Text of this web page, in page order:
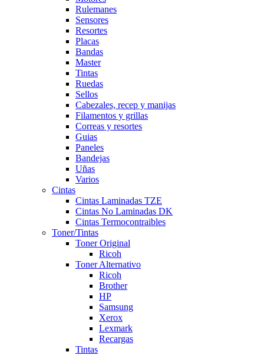
Rulemanes
Sensores
Resortes
Placas
Bandas
Master
Tintas
Ruedas
Sellos
Cabezales, recep y manijas
Filamentos y grillas
Correas y resortes
Guias
Paneles
Bandejas
Uñas
Varios
Cintas
Cintas Laminadas TZE
Cintas No Laminadas DK
Cintas Termocontraibles
Toner/Tintas
Toner Original
Ricoh
Toner Alternativo
Ricoh
Brother
HP
Samsung
Xerox
Lexmark
Recargas
Tintas